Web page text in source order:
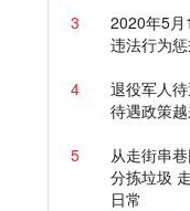
3
2020年5月
违法行为
4
退役军人
待遇政策
5
从走街串
分拣垃圾
日常